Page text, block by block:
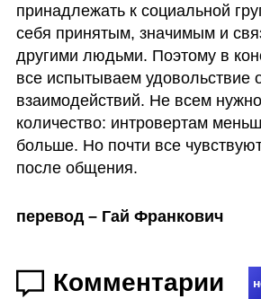
принадлежать к социальной
себя принятым, значимым и
другими людьми. Поэтому в
все испытываем удовольствие
взаимодействий. Не всем
количество: интровертам
больше. Но почти все
после общения.
перевод – Гай Франкович
Комментарии